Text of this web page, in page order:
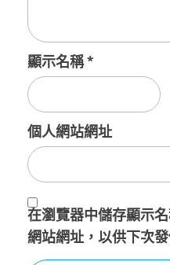
顯示名稱*
個人網站網址
在瀏覽器中儲存顯示
網站網址，以供下次